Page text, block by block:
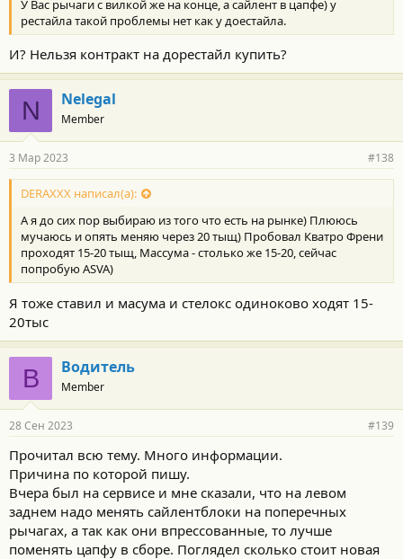
У Вас рычаги с вилкой же на конце, а сайлент в цапфе) у
рестайла такой проблемы нет как у доестайла.
И? Нельзя контракт на дорестайл купить?
N Nelegal
Member
3 Мар 2023 #138
DERAXXX написал(а):
А я до сих пор выбираю из того что есть на рынке) Плююсь
мучаюсь и опять меняю через 20 тыщ) Пробовал Кватро Френи
проходят 15-20 тыщ, Массума - столько же 15-20, сейчас
попробую ASVA)
Я тоже ставил и масума и стелокс одиноково ходят 15-
20тыс
В Водитель
Member
28 Сен 2023 #139
Прочитал всю тему. Много информации.
Причина по которой пишу.
Вчера был на сервисе и мне сказали, что на левом
заднем надо менять сайлентблоки на поперечных
рычагах, а так как они впрессованные, то лучше
поменять цапфу в сборе. Поглядел сколько стоит новая